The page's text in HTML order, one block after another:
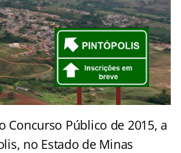
Concurso Público de 2015, a
no Estado de Minas